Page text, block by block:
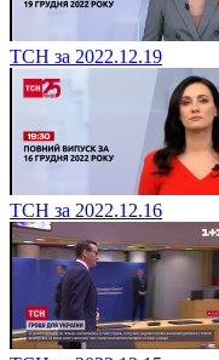
ТСН за 2022.12.19
ТСН за 2022.12.16